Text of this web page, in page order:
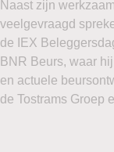
Naast zijn
veelgevraagd
de IEX
BNR Beurs, waar
en actuele
de Tostrams Groep